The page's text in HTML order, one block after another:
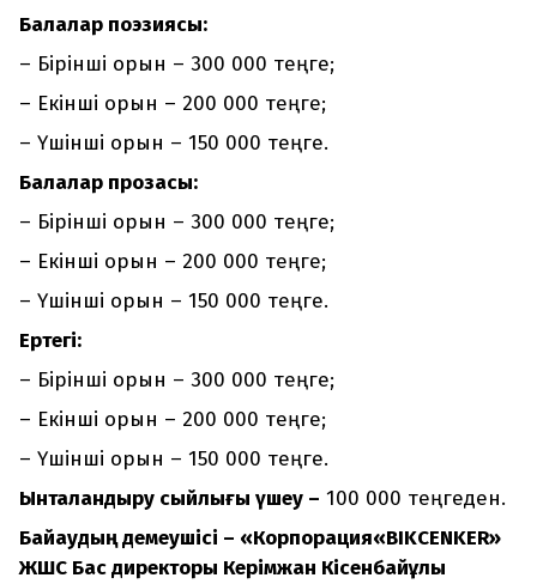
Балалар поэзиясы:
– Бірінші орын – 300 000 теңге;
– Екінші орын – 200 000 теңге;
– Үшінші орын – 150 000 теңге.
Балалар прозасы:
– Бірінші орын – 300 000 теңге;
– Екінші орын – 200 000 теңге;
– Үшінші орын – 150 000 теңге.
Ертегі:
– Бірінші орын – 300 000 теңге;
– Екінші орын – 200 000 теңге;
– Үшінші орын – 150 000 теңге.
Ынталандыру сыйлығы үшеу – 100 000 теңгеден.
Байқаудың демеушісі – «Корпорация«BIKCENKER»
ЖШС Бас директоры Керімжан Кісенбайұлы